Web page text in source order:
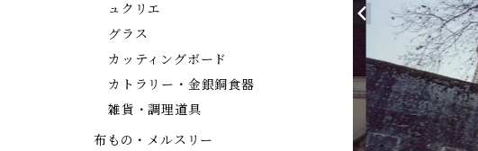
ュクリエ
グラス
カッティングボード
カトラリー・金銀銅食器
雑貨・調理道具
布もの・メルスリー